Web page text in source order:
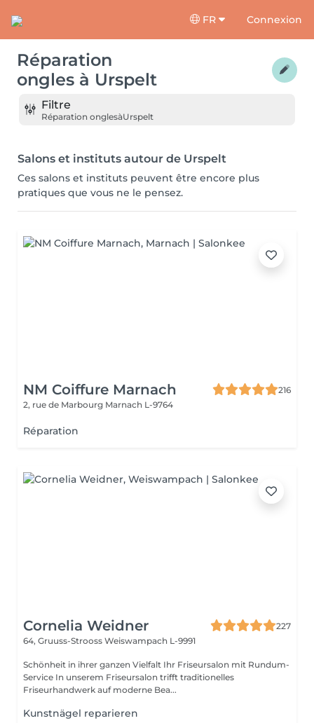
FR Connexion
Réparation
ongles à Urspelt
Filtre
Réparation onglesàUrspelt
Salons et instituts autour de Urspelt
Ces salons et instituts peuvent être encore plus
pratiques que vous ne le pensez.
NM Coiffure Marnach
216
2, rue de Marbourg Marnach L-9764
Réparation
Cornelia Weidner
227
64, Gruuss-Strooss Weiswampach L-9991
Schönheit in ihrer ganzen Vielfalt Ihr Friseursalon mit Rundum-
Service In unserem Friseursalon trifft traditionelles
Friseurhandwerk auf moderne Bea...
Kunstnägel reparieren